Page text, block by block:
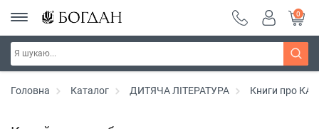
0
Головна Каталог ДИТЯЧА ЛІТЕРАТУРА Книги про